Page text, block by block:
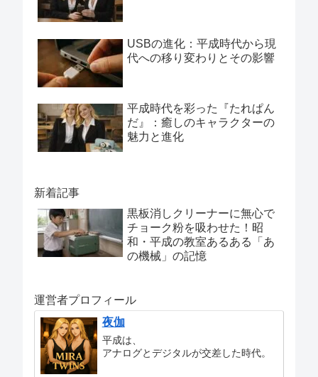
USBの進化：平成時代から現
代への移り変わりとその影響
平成時代を彩った『たれぱん
だ』：癒しのキャラクターの
魅力と進化
新着記事
黒板消しクリーナーに無心で
チョーク粉を吸わせた！昭
和・平成の教室あるある「あ
の機械」の記憶
運営者プロフィール
夜伽
平成は、
アナログとデジタルが交差した時代。